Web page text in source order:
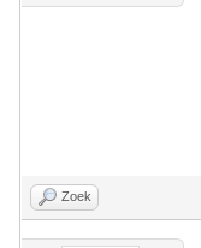
Zoek